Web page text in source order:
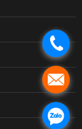
.
.
.